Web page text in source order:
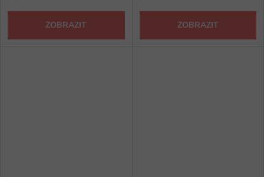
ZOBRAZIT ZOBRAZIT